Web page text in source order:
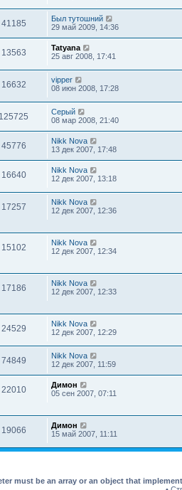
41185
Был тутошний
29 май 2009, 14:36
13563
Tatyana
25 авг 2008, 17:41
16632
vipper
08 июн 2008, 17:28
125725
Серый
08 мар 2008, 21:40
45776
Nikk Nova
13 дек 2007, 17:48
16640
Nikk Nova
12 дек 2007, 13:18
17257
Nikk Nova
12 дек 2007, 12:36
15102
Nikk Nova
12 дек 2007, 12:34
17186
Nikk Nova
12 дек 2007, 12:33
24529
Nikk Nova
12 дек 2007, 12:29
74849
Nikk Nova
12 дек 2007, 11:59
22010
Димон
05 сен 2007, 07:11
19066
Димон
15 май 2007, 11:11
must be an array or an object that